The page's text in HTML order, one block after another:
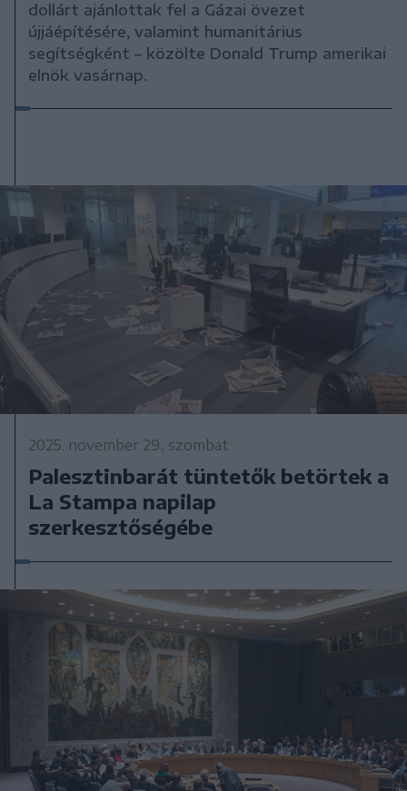
dollárt ajánlottak fel a Gázai övezet
újjáépítésére, valamint humanitárius
segítségként – közölte Donald Trump amerikai
elnök vasárnap.
2025. november 29., szombat
Palesztinbarát tüntetők betörtek a
La Stampa napilap
szerkesztőségébe